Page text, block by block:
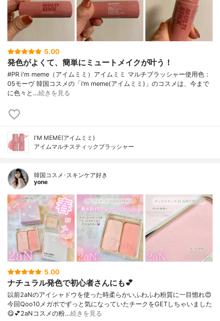
5.00
発色がよくて、簡単にミュートメイクが叶う！
#PR i'm meme（アイムミミ）アイムミミ マルチブラッシャー使用色：
05モーヴ 韓国コスメの「i’m meme(アイムミミ)」のコスメは、今まで
に色々と…続きを見る
I'M MEME(アイムミミ)
アイムマルチスティックブラッシャー
韓国コスメ･スキンケア好き
yone
5.00
ナチュラル発色で初心者さんにも💕
以前2aNのアイシャドウを使った時柔らかいふわふわ粉質に一目惚れ😍⁡
今回Qoo10メガポでずっと気になっていたチークをGETしちゃいました
😋💕⁡2aNコスメの粉…続きを見る